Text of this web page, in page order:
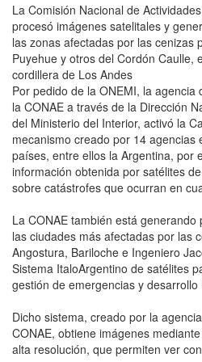
La Comisión Nacional de
procesó imágenes satelitales y
las zonas afectadas por las cenizas
Puyehue y otros del Cordón Caulle,
cordillera de Los Andes
Por pedido de la ONEMI, la agencia
la CONAE a través de la Dirección
del Ministerio del Interior, activó la
mecanismo creado por 14 agencias
países, entre ellos la Argentina, por
información obtenida por satélites
sobre catástrofes que ocurran en
La CONAE también está
las ciudades más afectadas por las
Angostura, Bariloche e Ingeniero
Sistema ItaloArgentino de satélites
gestión de emergencias y desarrollo
Dicho sistema, creado por la
CONAE, obtiene imágenes
alta resolución, que permiten ver